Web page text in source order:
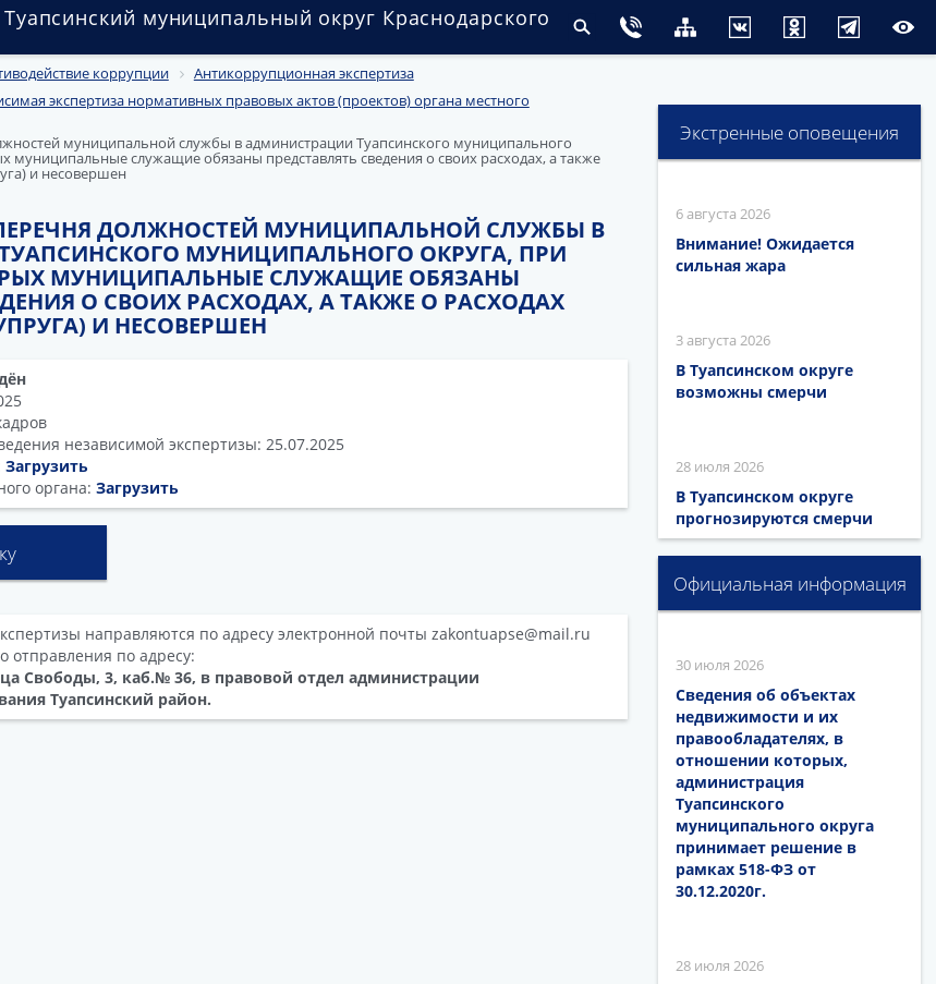
муниципальный округ Краснодарского
коррупции
Антикоррупционная экспертиза
экспертиза нормативных правовых актов (проектов) органа местного
муниципальной службы в администрации Туапсинского муниципального
муниципальные служащие обязаны представлять сведения о своих расходах, а также
и несовершен
ДОЛЖНОСТЕЙ МУНИЦИПАЛЬНОЙ СЛУЖБЫ В
МУНИЦИПАЛЬНОГО ОКРУГА, ПРИ
МУНИЦИПАЛЬНЫЕ СЛУЖАЩИЕ ОБЯЗАНЫ
О СВОИХ РАСХОДАХ, А ТАКЖЕ О РАСХОДАХ
И НЕСОВЕРШЕН
независимой экспертизы: 25.07.2025
Загрузить
органа: Загрузить
направляются по адресу электронной почты zakontuapse@mail.ru
отправления по адресу:
Свободы, 3, каб.№ 36, в правовой отдел администрации
Туапсинский район.
Экстренные оповещения
6 августа 2026
Внимание! Ожидается
сильная жара
3 августа 2026
В Туапсинском округе
возможны смерчи
28 июля 2026
В Туапсинском округе
прогнозируются смерчи
Официальная информация
30 июля 2026
Сведения об объектах
недвижимости и их
правообладателях, в
отношении которых,
администрация
Туапсинского
муниципального округа
принимает решение в
рамках 518-ФЗ от
30.12.2020г.
28 июля 2026